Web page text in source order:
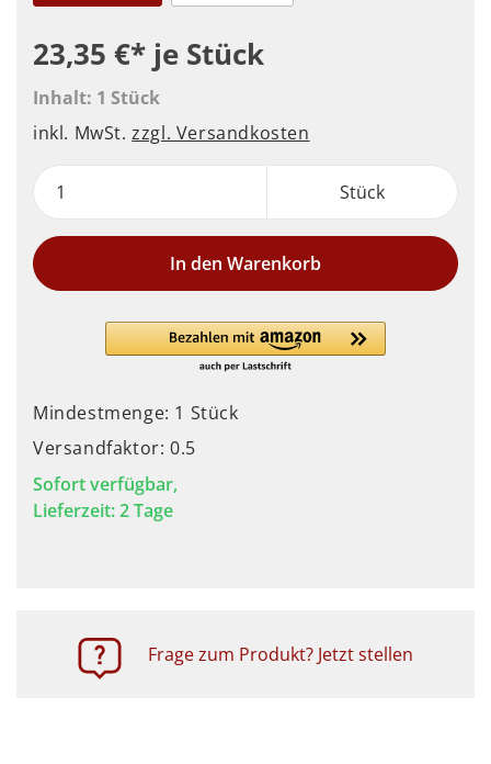
23,35 €* je Stück
Inhalt: 1 Stück
inkl. MwSt.zzgl. Versandkosten
Stück
In den Warenkorb
Mindestmenge: 1 Stück
Versandfaktor: 0.5
Sofort verfügbar,
Lieferzeit: 2 Tage
Frage zum Produkt? Jetzt stellen